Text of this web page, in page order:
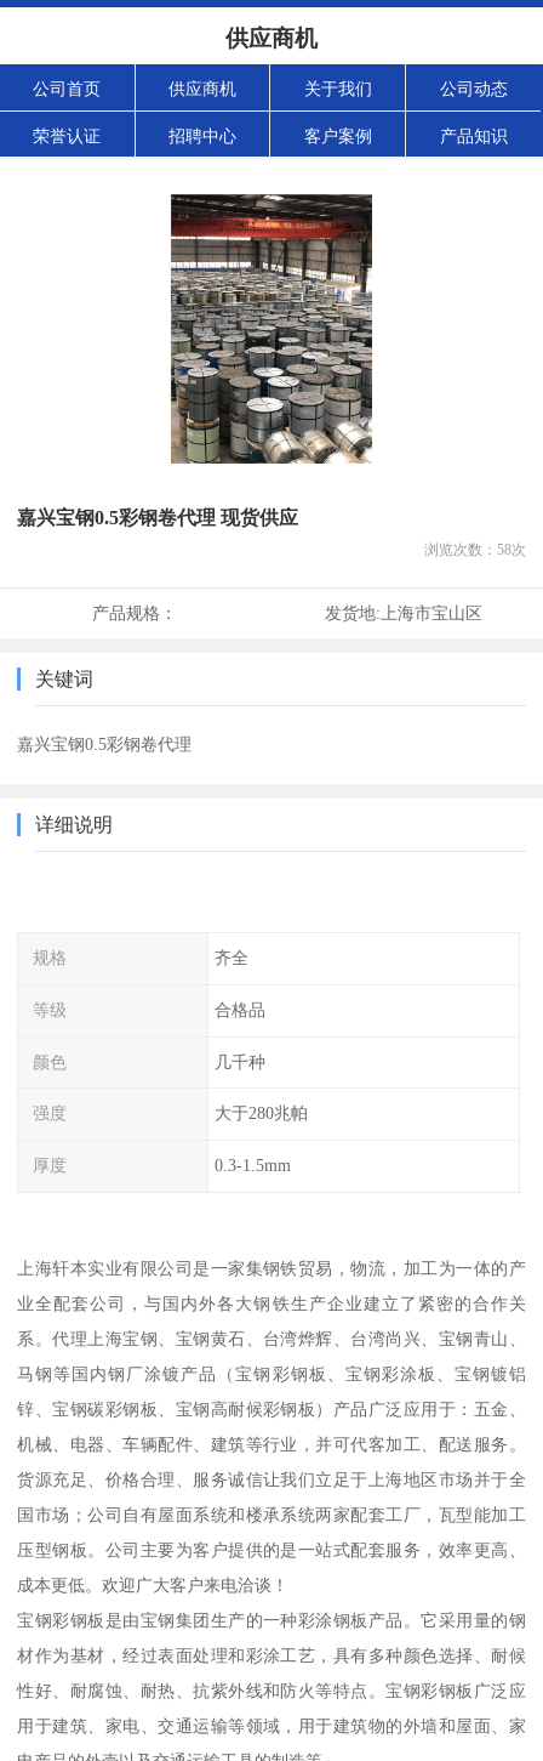
供应商机
公司首页 供应商机 关于我们 公司动态
荣誉认证 招聘中心 客户案例 产品知识
嘉兴宝钢0.5彩钢卷代理 现货供应
浏览次数： 58次
产品规格： 发货地: 上海市宝山区
关键词
嘉兴宝钢0.5彩钢卷代理
详细说明
规格 齐全
等级 合格品
颜色 几千种
强度 大于280兆帕
厚度 0.3-1.5mm
上海轩本实业有限公司是一家集钢铁贸易，物流，加工为一体的产
业全配套公司，与国内外各大钢铁生产企业建立了紧密的合作关
系。代理上海宝钢、宝钢黄石、台湾烨辉、台湾尚兴、宝钢青山、
马钢等国内钢厂涂镀产品（宝钢彩钢板、宝钢彩涂板、宝钢镀铝
锌、宝钢碳彩钢板、宝钢高耐候彩钢板）产品广泛应用于：五金、
机械、电器、车辆配件、建筑等行业，并可代客加工、配送服务。
货源充足、价格合理、服务诚信让我们立足于上海地区市场并于全
国市场；公司自有屋面系统和楼承系统两家配套工厂，瓦型能加工
压型钢板。公司主要为客户提供的是一站式配套服务，效率更高、
成本更低。欢迎广大客户来电洽谈！
宝钢彩钢板是由宝钢集团生产的一种彩涂钢板产品。它采用量的钢
材作为基材，经过表面处理和彩涂工艺，具有多种颜色选择、耐候
性好、耐腐蚀、耐热、抗紫外线和防火等特点。宝钢彩钢板广泛应
用于建筑、家电、交通运输等领域，用于建筑物的外墙和屋面、家